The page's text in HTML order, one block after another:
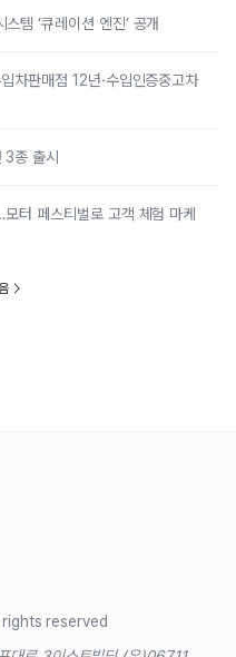
템 ‘큐레이션 엔진’ 공개
차판매점 12년·수입인증중고차
종 출시
터 페스티벌로 고객 체험 마케
reserved